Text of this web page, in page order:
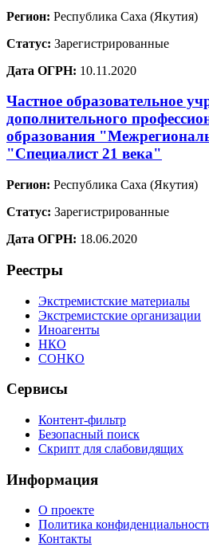
Регион: Республика Саха (Якутия)
Статус: Зарегистрированные
Дата ОГРН: 10.11.2020
Частное образовательное
дополнительного
образования
"Специалист 21 века"
Регион: Республика Саха (Якутия)
Статус: Зарегистрированные
Дата ОГРН: 18.06.2020
Реестры
Экстремистские материалы
Экстремистские организации
Иноагенты
НКО
СОНКО
Сервисы
Контент-фильтр
Безопасный поиск
Скрипт для слабовидящих
Информация
О проекте
Политика
Контакты